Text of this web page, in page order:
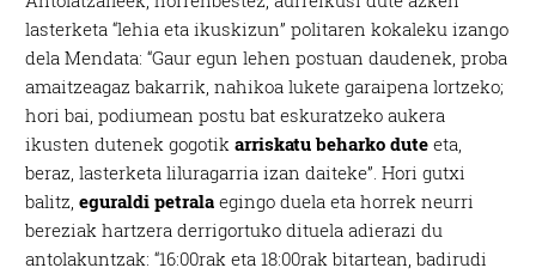
lasterketa “lehia eta ikuskizun” politaren kokaleku izango
dela Mendata: “Gaur egun lehen postuan daudenek, proba
amaitzeagaz bakarrik, nahikoa lukete garaipena lortzeko;
hori bai, podiumean postu bat eskuratzeko aukera
ikusten dutenek gogotikarriskatu beharko dute eta,
beraz, lasterketa liluragarria izan daiteke”. Hori gutxi
balitz, eguraldi petralaegingo duela eta horrek neurri
bereziak hartzera derrigortuko dituela adierazi du
antolakuntzak: “16:00rak eta 18:00rak bitartean, badirudi